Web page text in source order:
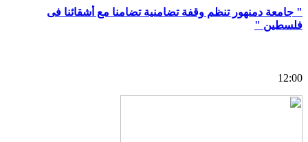
" جامعة دمنهور تنظم وقفة تضامنية تضامنا مع أشقائنا فى
فلسطين "
12:00